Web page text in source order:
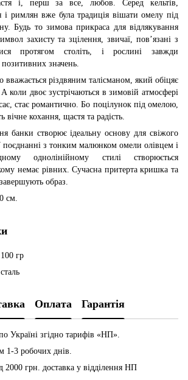
і, перш за все, любов. Серед кельтів,
і римлян вже була традиція вішати омелу під
Будь то зимова прикраса для відлякування
захисту та зцілення, звичаї, пов’язані з
протягом століть, і рослині завжди
значень.
вважається різдвяним талісманом, який обіцяє
коли двоє зустрічаються в зимовій атмосфері
стає романтично. Бо поцілунок під омелою,
вічне кохання, щастя та радість.
банки створює ідеальну основу для свіжого
поєднанні з тонким малюнком омели олівцем і
однолінійному стилі створюється
немає рівних. Сучасна притерта кришка та
образ.
см.
100 гр
сталь
Оплата Гарантія
згідно тарифів «НП».
1-3 робочих днів.
2000 грн. доставка у відділення НП